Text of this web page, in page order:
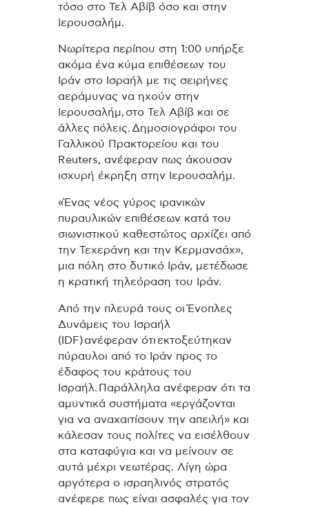
τόσο στο Τελ Αβίβ όσο και στην
Ιερουσαλήμ.
Νωρίτερα περίπου στη 1:00 υπήρξε
ακόμα ένα κύμα επιθέσεων του
Ιράν στο Ισραήλ με τις σειρήνες
αεράμυνας να ηχούν στην
Ιερουσαλήμ, στο Τελ Αβίβ και σε
άλλες πόλεις. Δημοσιογράφοι του
Γαλλικού Πρακτορείου και του
Reuters, ανέφεραν πως άκουσαν
ισχυρή έκρηξη στην Ιερουσαλήμ.
«Ένας νέος γύρος ιρανικών
πυραυλικών επιθέσεων κατά του
σιωνιστικού καθεστώτος αρχίζει από
την Τεχεράνη και την Κερμανσάχ»,
μια πόλη στο δυτικό Ιράν, μετέδωσε
η κρατική τηλεόραση του Ιράν.
Από την πλευρά τους οι Ένοπλες
Δυνάμεις του Ισραήλ
(IDF) ανέφεραν ότι εκτοξεύτηκαν
πύραυλοι από το Ιράν προς το
έδαφος του κράτους του
Ισραήλ. Παράλληλα ανέφεραν ότι τα
αμυντικά συστήματα «εργάζονται
για να αναχαιτίσουν την απειλή» και
κάλεσαν τους πολίτες να εισέλθουν
στα καταφύγια και να μείνουν σε
αυτά μέχρι νεωτέρας. Λίγη ώρα
αργότερα ο ισραηλινός στρατός
ανέφερε πως είναι ασφαλές για τον